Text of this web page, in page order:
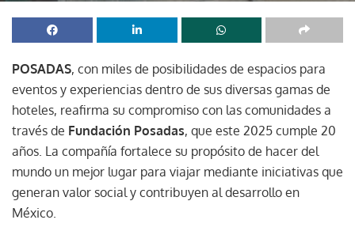
POSADAS, con miles de posibilidades de espacios para
eventos y experiencias dentro de sus diversas gamas de
hoteles, reafirma su compromiso con las comunidades a
través de Fundación Posadas, que este 2025 cumple 20
años. La compañía fortalece su propósito de hacer del
mundo un mejor lugar para viajar mediante iniciativas que
generan valor social y contribuyen al desarrollo en
México.